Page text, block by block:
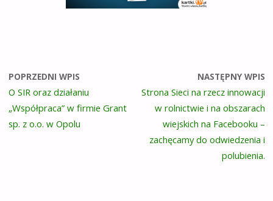
POPRZEDNI WPIS
O SIR oraz działaniu
„Współpraca” w firmie Grant
sp. z o.o. w Opolu
NASTĘPNY WPIS
Strona Sieci na rzecz innowacji
w rolnictwie i na obszarach
wiejskich na Facebooku –
zachęcamy do odwiedzenia i
polubienia.